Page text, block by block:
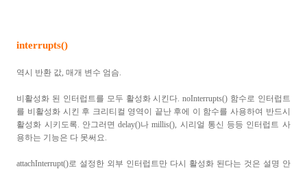
interrupts()
역시 반환 값,매개 변수 엄슴.
비활성화 된 인터럽트를 모두 활성화 시킨다. noInterrupts() 함수로 인터럽트
를 비활성화 시킨 후 크리티컬 영역이 끝난 후에 이 함수를 사용하여 반드시
활성화 시키도록. 안그러면delay()나 millis(), 시리얼 통신 등등 인터럽트 사
용하는 기능은 다 못써요.
attachInterrupt()로 설정한 외부 인터럽트만 다시 활성화 된다는 것은 설명 안